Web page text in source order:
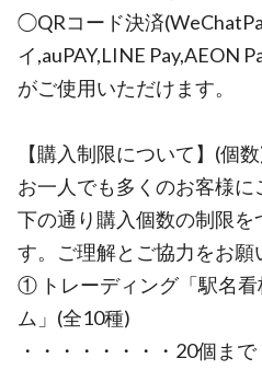
◯QRコード決済
イ,auPAY,LINE Pay,AEON
がご使用いただけます。
【購入制限について】(個
お一人でも多くのお客様
下の通り購入個数の制限を
す。ご理解とご協力をお願
① トレーディング「駅名
ム」(全10種)
・・・・・・・・20個まで